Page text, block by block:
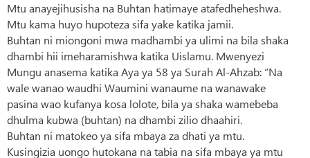
Mtu anayejihusisha na Buhtan hatimaye atafedheheshwa.
Mtu kama huyo hupoteza sifa yake katika jamii.
Buhtan ni miongoni mwa madhambi ya ulimi na bila shaka
dhambi hii imeharamishwa katika Uislamu. Mwenyezi
Mungu anasema katika Aya ya 58 ya Surah Al-Ahzab: “Na
wale wanao waudhi Waumini wanaume na wanawake
pasina wao kufanya kosa lolote, bila ya shaka wamebeba
dhulma kubwa (buhtan) na dhambi zilio dhaahiri.
Buhtan ni matokeo ya sifa mbaya za dhati ya mtu.
Kusingizia uongo hutokana na tabia na sifa mbaya ya mtu